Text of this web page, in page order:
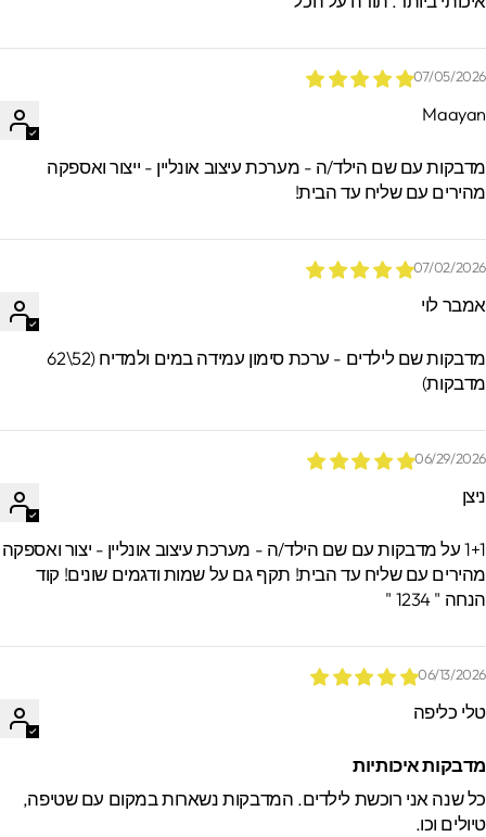
הזמנות.
07/05/
עם שם הילד/ה - מערכת עיצוב אונליין - ייצור ואספקה
עם שליח עד הבית!
07/02/
לוי
מדבקות שם לילדים - ערכת סימון עמידה במים ולמדיח (52\62
06/29/
1+1 על מדבקות עם שם הילד/ה - מערכת עיצוב אונליין - יצור ואספקה
עם שליח עד הבית! תקף גם על שמות ודגמים שונים! קוד
" 1234 "
06/13/
כליפה
איכותיות
שנה אני רוכשת לילדים. המדבקות נשארות במקום עם שטיפה,
וכו.